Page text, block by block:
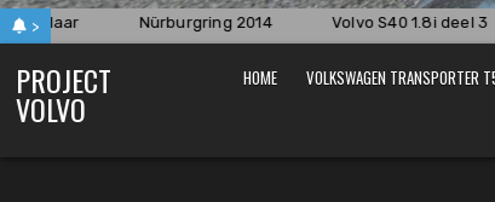
> Nürburgring 2014 Volvo S40 1.8i deel 3
PROJECT
VOLVO
HOME VOLKSWAGEN TRANSPORTER